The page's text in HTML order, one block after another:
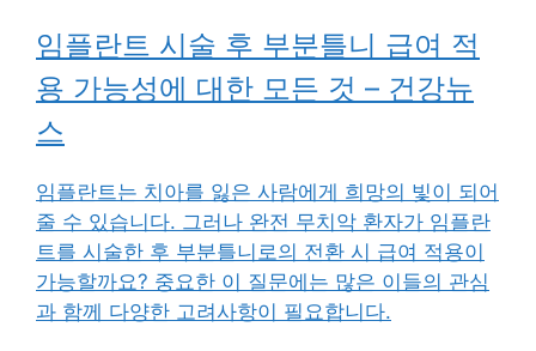
임플란트 시술 후 부분틀니 급여 적
용 가능성에 대한 모든 것 – 건강뉴
스
임플란트는 치아를 잃은 사람에게 희망의 빛이 되어
줄 수 있습니다. 그러나 완전 무치악 환자가 임플란
트를 시술한 후 부분틀니로의 전환 시 급여 적용이
가능할까요? 중요한 이 질문에는 많은 이들의 관심
과 함께 다양한 고려사항이 필요합니다.